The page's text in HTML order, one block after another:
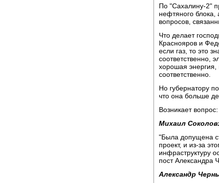
По "Сахалину-2"
нефтяного блока,
вопросов,
Что делает
Краснояров и
если газ, то это
соответственно,
хорошая
соответственно.
Но губернатору
что она больше
Возникает
Михаил
"Была допущена
проект, и из-за
инфраструктуру
пост Александра
Александр